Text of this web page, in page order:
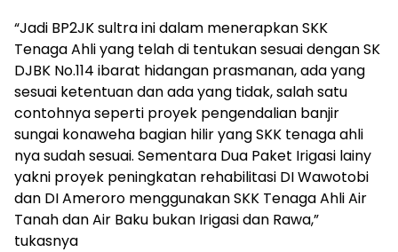
“Jadi BP2JK sultra ini dalam menerapkan SKK
Tenaga Ahli yang telah di tentukan sesuai dengan SK
DJBK No.114 ibarat hidangan prasmanan, ada yang
sesuai ketentuan dan ada yang tidak, salah satu
contohnya seperti proyek pengendalian banjir
sungai konaweha bagian hilir yang SKK tenaga ahli
nya sudah sesuai. Sementara Dua Paket Irigasi lainy
yakni proyek peningkatan rehabilitasi DI Wawotobi
dan DI Ameroro menggunakan SKK Tenaga Ahli Air
Tanah dan Air Baku bukan Irigasi dan Rawa,”
tukasnya